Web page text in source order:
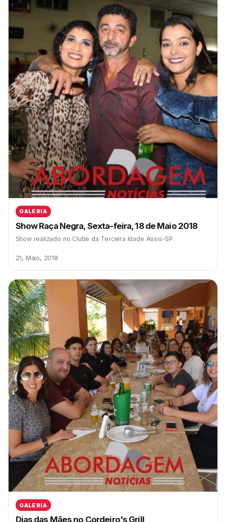
GALERIA
Show Raça Negra, Sexta-feira, 18 de Maio 2018
Show realizado no Clube da Terceira Idade Assis-SP.
21, Maio, 2018
GALERIA
Dias das Mães no Cordeiro's Grill